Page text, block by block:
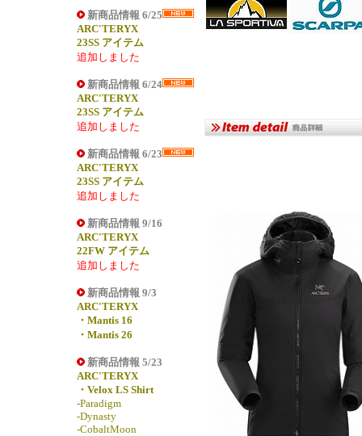
新商品情報 6/25
ARC'TERYX
23SS アイテム
追加しました
新商品情報 6/24
ARC'TERYX
23SS アイテム
追加しました
新商品情報 6/23
ARC'TERYX
23SS アイテム
追加しました
新商品情報 9/16
ARC'TERYX
22FW アイテム
追加しました
新商品情報 9/3
ARC'TERYX
・Mantis 16
・Mantis 26
新商品情報 5/23
ARC'TERYX
・Velox LS Shirt
-Paradigm
-Dynasty
-CobaltMoon